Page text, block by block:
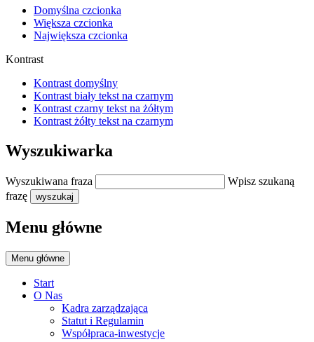
Domyślna czcionka
Większa czcionka
Największa czcionka
Kontrast
Kontrast domyślny
Kontrast biały tekst na czarnym
Kontrast czarny tekst na żółtym
Kontrast żółty tekst na czarnym
Wyszukiwarka
Wyszukiwana fraza
Wpisz szukaną
frazę
wyszukaj
Menu główne
Menu główne
Start
O Nas
Kadra zarządzająca
Statut i Regulamin
Współpraca-inwestycje